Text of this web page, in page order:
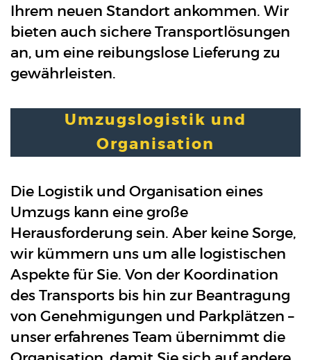
Ihrem neuen Standort ankommen. Wir
bieten auch sichere Transportlösungen
an, um eine reibungslose Lieferung zu
gewährleisten.
Umzugslogistik und
Organisation
Die Logistik und Organisation eines
Umzugs kann eine große
Herausforderung sein. Aber keine Sorge,
wir kümmern uns um alle logistischen
Aspekte für Sie. Von der Koordination
des Transports bis hin zur Beantragung
von Genehmigungen und Parkplätzen –
unser erfahrenes Team übernimmt die